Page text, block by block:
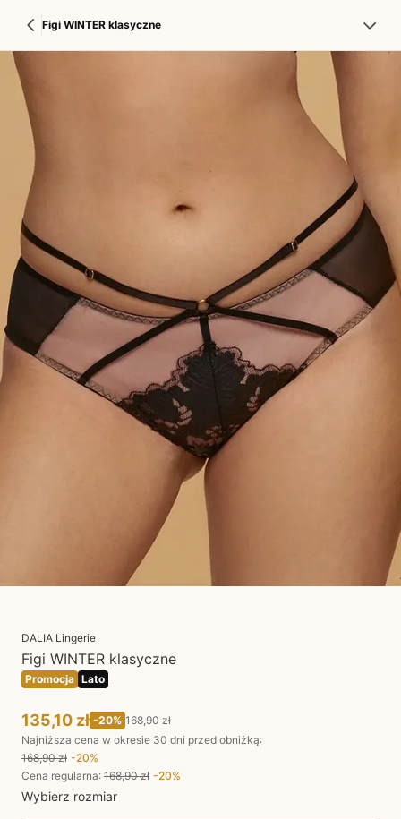
Figi WINTER klasyczne
DALIA Lingerie
Figi WINTER klasyczne
Promocja Lato
135,10 zł -20% 168,90 zł
Najniższa cena w okresie 30 dni przed obniżką:
168,90 zł -20%
Cena regularna: 168,90 zł -20%
Wybierz rozmiar